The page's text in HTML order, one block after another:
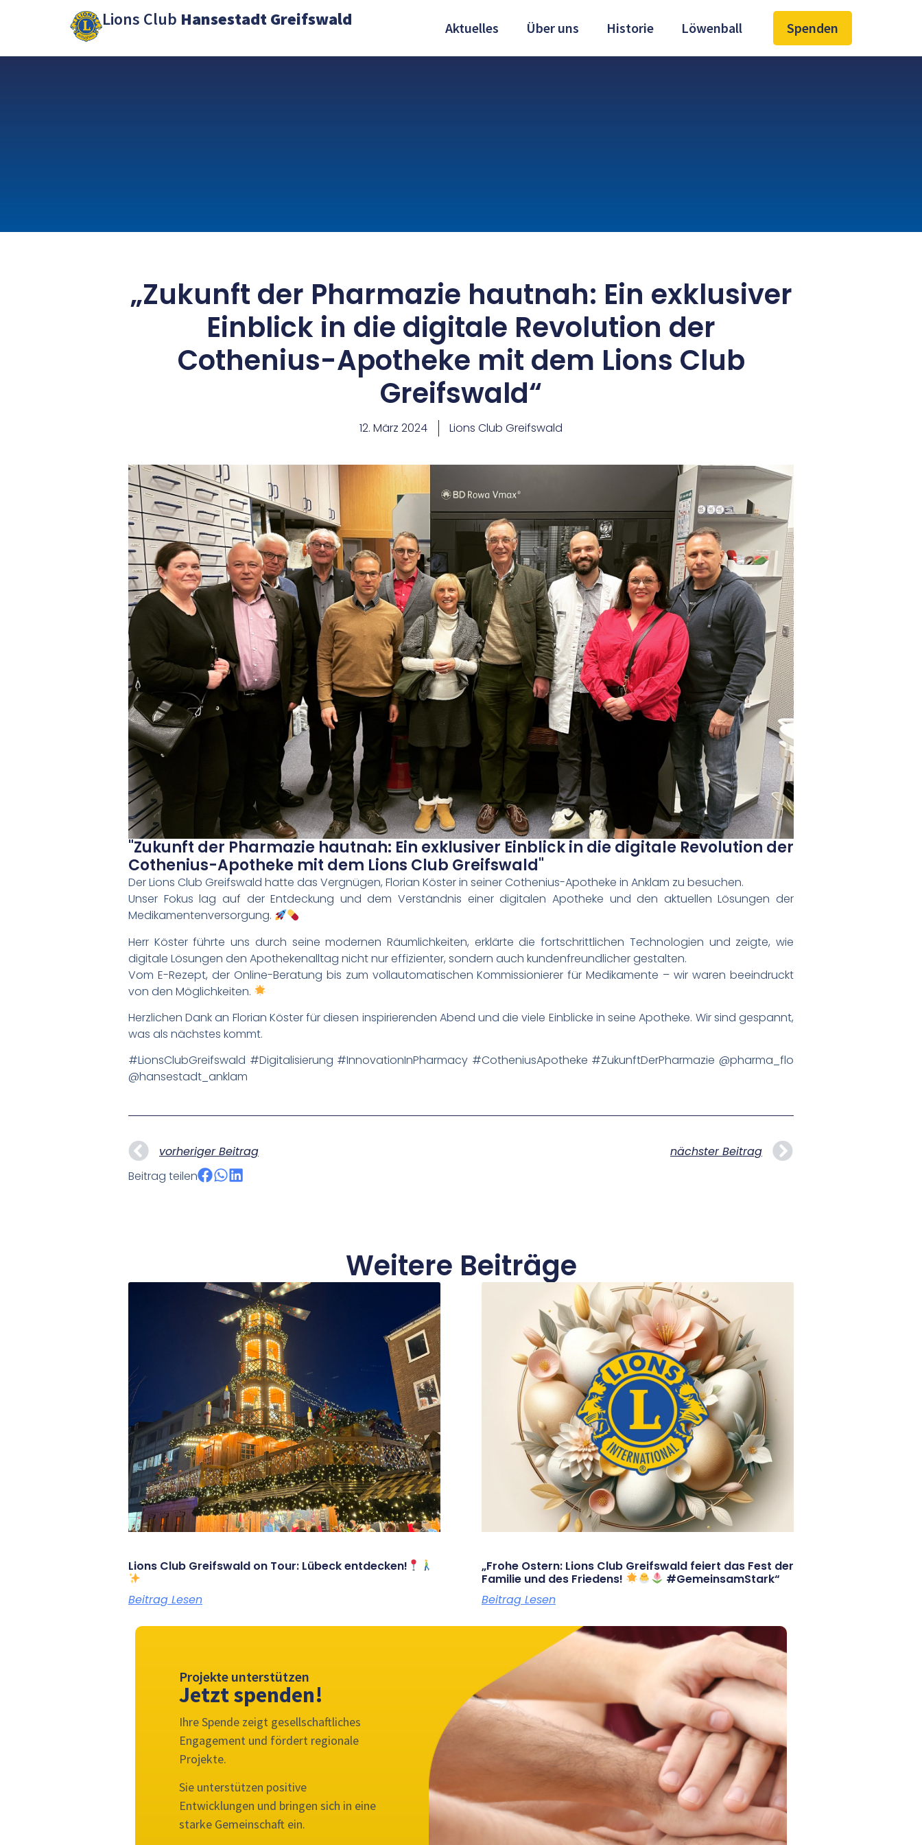
Lions Club Hansestadt Greifswald Aktuelles Über uns Historie Löwenball Spenden
„Zukunft der Pharmazie hautnah: Ein exklusiver
Einblick in die digitale Revolution der
Cothenius-Apotheke mit dem Lions Club
Greifswald“
12. März 2024 Lions Club Greifswald
"Zukunft der Pharmazie hautnah: Ein exklusiver Einblick in die digitale Revolution der
Cothenius-Apotheke mit dem Lions Club Greifswald"
Der Lions Club Greifswald hatte das Vergnügen, Florian Köster in seiner Cothenius-Apotheke in Anklam zu besuchen.
Unser Fokus lag auf der Entdeckung und dem Verständnis einer digitalen Apotheke und den aktuellen Lösungen der
Medikamentenversorgung.
Herr Köster führte uns durch seine modernen Räumlichkeiten, erklärte die fortschrittlichen Technologien und zeigte, wie
digitale Lösungen den Apothekenalltag nicht nur effizienter, sondern auch kundenfreundlicher gestalten.
Vom E-Rezept, der Online-Beratung bis zum vollautomatischen Kommissionierer für Medikamente – wir waren beeindruckt
von den Möglichkeiten.
Herzlichen Dank an Florian Köster für diesen inspirierenden Abend und die viele Einblicke in seine Apotheke. Wir sind gespannt,
was als nächstes kommt.
#LionsClubGreifswald #Digitalisierung #InnovationInPharmacy #CotheniusApotheke #ZukunftDerPharmazie @pharma_flo
@hansestadt_anklam
vorheriger Beitrag
nächster Beitrag
Beitrag teilen
Weitere Beiträge
Lions Club Greifswald on Tour: Lübeck entdecken!
Beitrag Lesen
„Frohe Ostern: Lions Club Greifswald feiert das Fest der
Familie und des Friedens!
#GemeinsamStark“
Beitrag Lesen
Projekte unterstützen
Jetzt spenden!
Ihre Spende zeigt gesellschaftliches
Engagement und fördert regionale
Projekte.
Sie unterstützen positive
Entwicklungen und bringen sich in eine
starke Gemeinschaft ein.